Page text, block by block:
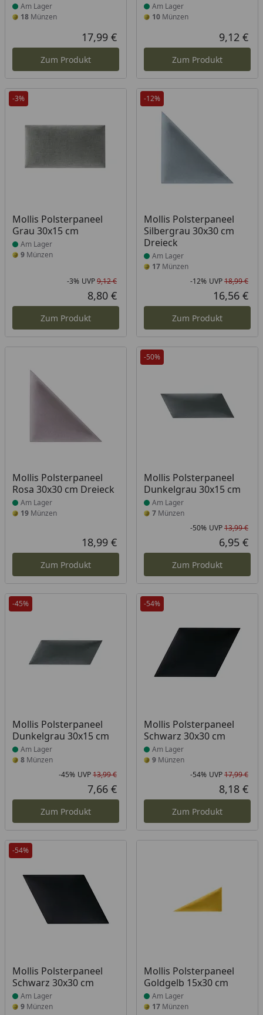
Am Lager
18 Münzen
Aktueller Preis
17,99 €
Zum Produkt
Am Lager
10Münzen
9,12 €
Zum Produkt
-3%
Mollis Polsterpaneel
Grau 30x15 cm
Produkt am Lager
Am Lager
9 Münzen
Rabatt in Prozent
-3%
Ursprünglicher Preis
UVP9,12 €
Aktueller Preis
8,80 €
Zum Produkt
-12%
Mollis Polsterpaneel
Silbergrau 30x30 cm
Dreieck
Produkt am Lager
Am Lager
17Münzen
-12% UVP18,99 €
16,56 €
Zum Produkt
Mollis Polsterpaneel
Rosa 30x30 cm Dreieck
Produkt am Lager
Am Lager
19 Münzen
Aktueller Preis
18,99 €
Zum Produkt
-50%
Mollis Polsterpaneel
Dunkelgrau 30x15 cm
Produkt am Lager
Am Lager
7Münzen
-50% UVP13,99 €
6,95 €
Zum Produkt
-45%
Mollis Polsterpaneel
Dunkelgrau 30x15 cm
Produkt am Lager
Am Lager
8 Münzen
Rabatt in Prozent
-45%
Ursprünglicher Preis
UVP13,99 €
Aktueller Preis
7,66 €
Zum Produkt
-54%
Mollis Polsterpaneel
Schwarz 30x30 cm
Produkt am Lager
Am Lager
9Münzen
-54% UVP17,99 €
8,18 €
Zum Produkt
-54%
Mollis Polsterpaneel
Schwarz 30x30 cm
Produkt am Lager
Am Lager
9 Münzen
Mollis Polsterpaneel
Goldgelb 15x30 cm
Produkt am Lager
Am Lager
17Münzen